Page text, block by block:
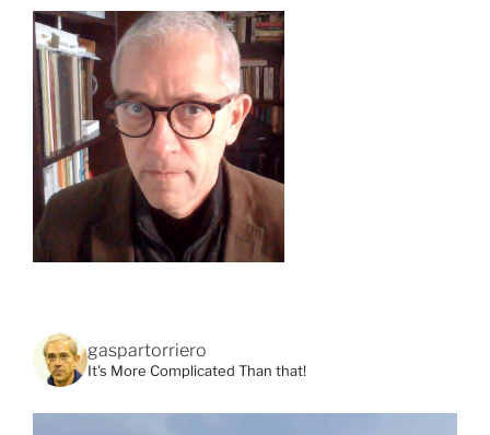
gaspartorriero
It's More Complicated Than that!